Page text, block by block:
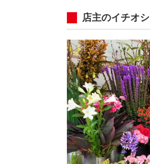
店主のイチオシ